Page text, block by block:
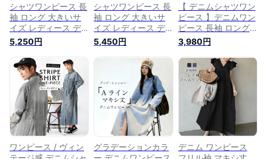
シャツワンピース 長
袖 ロング 大きいサ
イズ レディース デ
ニムワンピース ロン
グワンピース 春 フ
ォーマル 黒ワンピー
ス ロングシャツワン
ピース ロングデニム
ワンピース 長袖ワン
ピース デニム ワン
ピース デニム デニ
ムワンピ 50代
5,250円
シャツワンピース 長
袖 ロング 大きいサ
イズ レディース デ
ニムワンピース ロン
グワンピース 春 フ
ォーマル 黒ワンピー
ス ロングシャツワン
ピース ロングデニム
ワンピース 長袖ワン
ピース デニム ワン
ピース デニム デニ
ムワンピ 50代
5,450円
【 デニムシャツワン
ピース 】デニムワン
ピース 長袖 ロング
デニム ロングワンピ
ース 大きいサイズ
デニムワンピ シャツ
シャツワンピ マキシ
ワンピース マキシ丈
春 長袖 きれいめ ナ
チュラル 春秋新作
春物 ゆったり ぽっ
ちゃり 体型カバー
通勤 通学 ワンピ シ
ンプル
3,980円
ワンピース / ヴィン
グラデーションカラ
デニム ワンピース